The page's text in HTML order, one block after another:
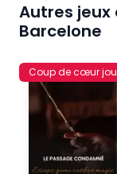
Autres jeux
Barcelone
Coup de cœur